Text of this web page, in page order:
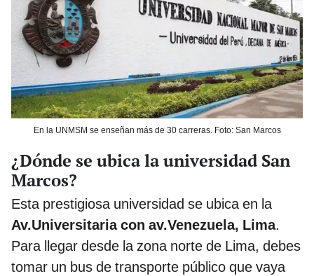
En la UNMSM se enseñan más de 30 carreras. Foto: San Marcos
¿Dónde se ubica la universidad San
Marcos?
Esta prestigiosa universidad se ubica en la
Av.Universitaria con av.Venezuela, Lima.
Para llegar desde la zona norte de Lima, debes
tomar un bus de transporte público que vaya